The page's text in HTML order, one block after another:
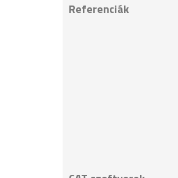
Referenciák